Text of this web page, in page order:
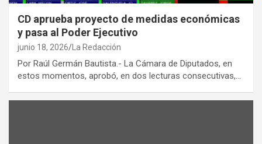
CD aprueba proyecto de medidas económicas
y pasa al Poder Ejecutivo
junio 18, 2026 La Redacción
Por Raúl Germán Bautista.- La Cámara de Diputados, en
estos momentos, aprobó, en dos lecturas consecutivas,…